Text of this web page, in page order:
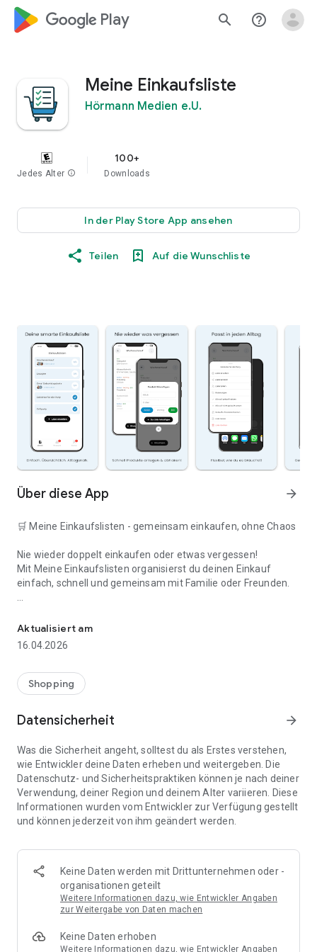
google_logo Play search help_outline
Meine Einkaufsliste
Hörmann Medien e.U.
Jedes Alter info
100+
Downloads
In der Play Store App ansehen
Teilen Auf die Wunschliste
Über diese App arrow_forward
🛒 Meine Einkaufslisten - gemeinsam einkaufen, ohne Chaos
Nie wieder doppelt einkaufen oder etwas vergessen!
Mit Meine Einkaufslisten organisierst du deinen Einkauf
einfach, schnell und gemeinsam mit Familie oder Freunden.
👨‍👩‍👧 Gemeinsame Einkaufslisten in Echtzeit: Alle sehen
⚡ Superschnell & einfach: Liste in Sekunden erstellen und
sofort loslegen.
📱 Immer dabei: Deine Einkaufsliste ist jederzeit auf deinem
🤝 Teilen leicht gemacht: Lade andere ein und erledigt den
Einkauf gemeinsam.
🍳 Zutaten direkt aus Rezepten übernehmen: Importiere
Zutaten von Rezept-Webseiten und verwandle sie
🚀 DEINE VORTEILE IM ALLTAG
* Nie wieder doppelte Einkäufe
* Kein Chaos mehr beim Einkaufen
* Bessere Abstimmung mit Familie & Freunden
* Perfekt für die Essensplanung
Aktualisiert am
16.04.2026
Shopping
Datensicherheit arrow_forward
Was die Sicherheit angeht, solltest du als Erstes verstehen,
wie Entwickler deine Daten erheben und weitergeben. Die
Datenschutz- und Sicherheitspraktiken können je nach deiner
Verwendung, deiner Region und deinem Alter variieren. Diese
Informationen wurden vom Entwickler zur Verfügung gestellt
und können jederzeit von ihm geändert werden.
Keine Daten werden mit Drittunternehmen oder -
organisationen geteilt
Weitere Informationen dazu, wie Entwickler Angaben
zur Weitergabe von Daten machen
Keine Daten erhoben
Weitere Informationen dazu, wie Entwickler Angaben